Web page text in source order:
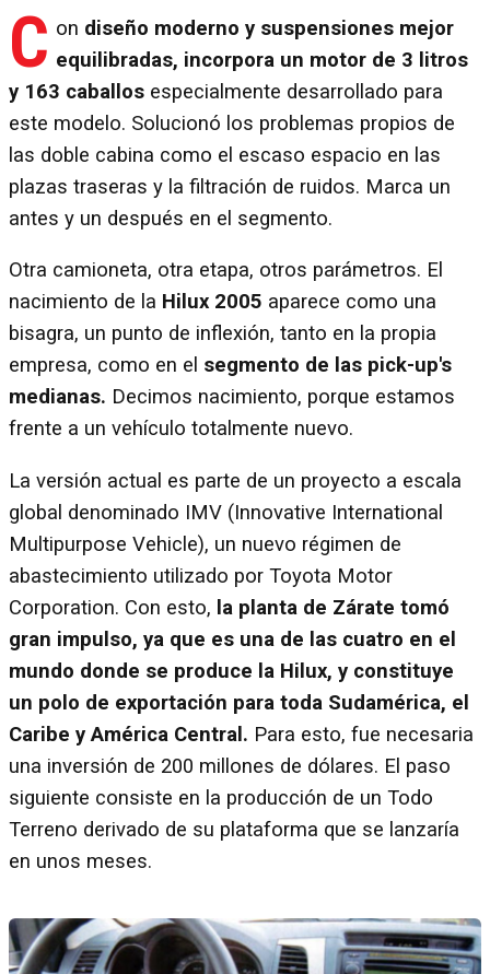
C on diseño moderno y suspensiones mejor
equilibradas, incorpora un motor de 3 litros
y 163 caballos especialmente desarrollado para
este modelo. Solucionó los problemas propios de
las doble cabina como el escaso espacio en las
plazas traseras y la filtración de ruidos. Marca un
antes y un después en el segmento.
Otra camioneta, otra etapa, otros parámetros. El
nacimiento de la Hilux 2005 aparece como una
bisagra, un punto de inflexión, tanto en la propia
empresa, como en el segmento de las pick-up's
medianas. Decimos nacimiento, porque estamos
frente a un vehículo totalmente nuevo.
La versión actual es parte de un proyecto a escala
global denominado IMV (Innovative International
Multipurpose Vehicle), un nuevo régimen de
abastecimiento utilizado por Toyota Motor
Corporation. Con esto, la planta de Zárate tomó
gran impulso, ya que es una de las cuatro en el
mundo donde se produce la Hilux, y constituye
un polo de exportación para toda Sudamérica, el
Caribe y América Central. Para esto, fue necesaria
una inversión de 200 millones de dólares. El paso
siguiente consiste en la producción de un Todo
Terreno derivado de su plataforma que se lanzaría
en unos meses.